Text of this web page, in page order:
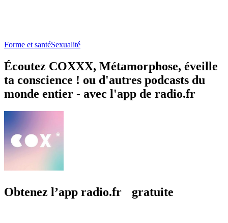
Forme et santéSexualité
Écoutez COXXX, Métamorphose, éveille
ta conscience ! ou d'autres podcasts du
monde entier - avec l'app de radio.fr
Obtenez l’app radio.fr gratuite